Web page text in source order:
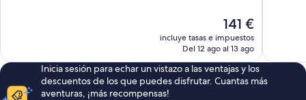
El
precio
actual
de
141 €
141 €
incluye tasas e impuestos
Del 12 ago al 13 ago
Inicia sesión para echar un vistazo a las ventajas y los
descuentos de los que puedes disfrutar. Cuantas más
aventuras, ¡más recompensas!